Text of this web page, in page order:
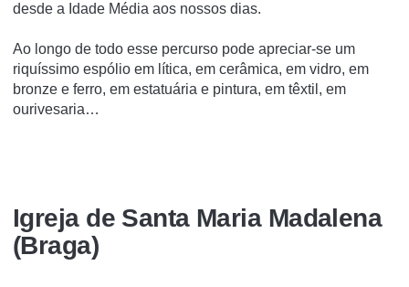
desde a Idade Média aos nossos dias.
Ao longo de todo esse percurso pode apreciar-se um
riquíssimo espólio em lítica, em cerâmica, em vidro, em
bronze e ferro, em estatuária e pintura, em têxtil, em
ourivesaria…
Igreja de Santa Maria Madalena
(Braga)